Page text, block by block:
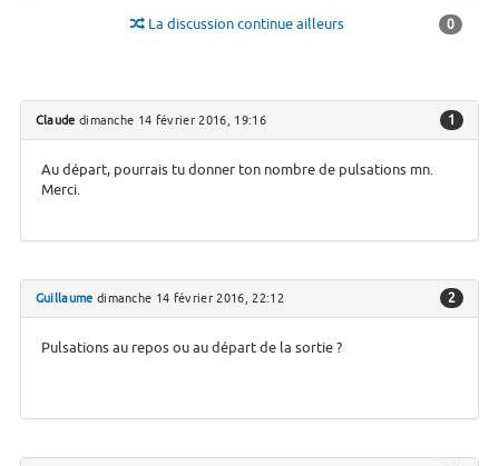
La discussion continue ailleurs 0
Claude dimanche 14 février 2016, 19:16 1
Au départ, pourrais tu donner ton nombre de pulsations mn.
Merci.
Guillaume dimanche 14 février 2016, 22:12 2
Pulsations au repos ou au départ de la sortie ?